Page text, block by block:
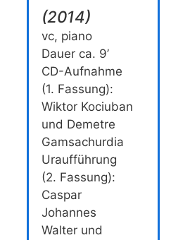
(2014)
vc, piano
Dauer ca. 9’
CD-Aufnahme
(1. Fassung):
Wiktor Kociuban
und Demetre
Gamsachurdia
Uraufführung
(2. Fassung):
Caspar
Johannes
Walter und